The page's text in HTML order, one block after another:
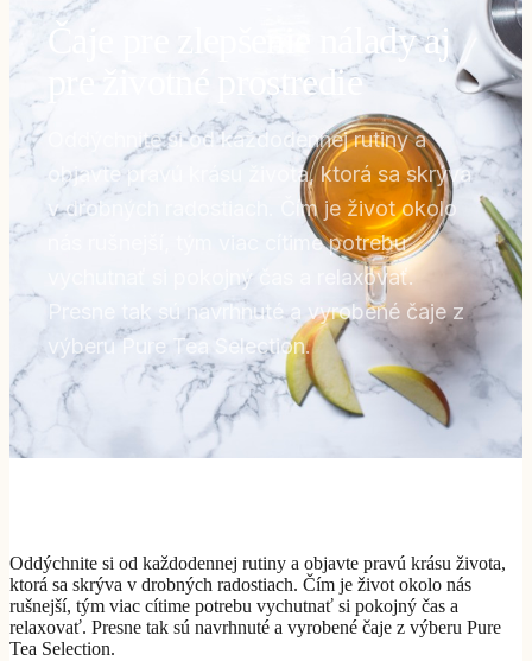
Čaje pre zlepšenie nálady aj
pre životné prostredie
Oddýchnite si od každodennej rutiny a
objavte pravú krásu života, ktorá sa skrýva
v drobných radostiach. Čím je život okolo
nás rušnejší, tým viac cítime potrebu
vychutnať si pokojný čas a relaxovať.
Presne tak sú navrhnuté a vyrobené čaje z
výberu Pure Tea Selection.
Oddýchnite si od každodennej rutiny a objavte pravú krásu života,
ktorá sa skrýva v drobných radostiach. Čím je život okolo nás
rušnejší, tým viac cítime potrebu vychutnať si pokojný čas a
relaxovať. Presne tak sú navrhnuté a vyrobené čaje z výberu Pure
Tea Selection.